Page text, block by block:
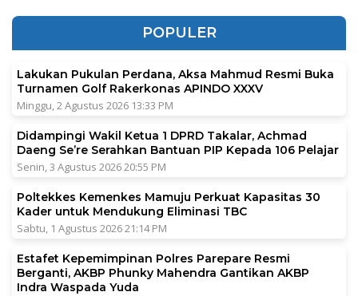
POPULER
Lakukan Pukulan Perdana, Aksa Mahmud Resmi Buka
Turnamen Golf Rakerkonas APINDO XXXV
Minggu, 2 Agustus 2026 13:33 PM
Didampingi Wakil Ketua 1 DPRD Takalar, Achmad
Daeng Se’re Serahkan Bantuan PIP Kepada 106 Pelajar
Senin, 3 Agustus 2026 20:55 PM
Poltekkes Kemenkes Mamuju Perkuat Kapasitas 30
Kader untuk Mendukung Eliminasi TBC
Sabtu, 1 Agustus 2026 21:14 PM
Estafet Kepemimpinan Polres Parepare Resmi
Berganti, AKBP Phunky Mahendra Gantikan AKBP
Indra Waspada Yuda